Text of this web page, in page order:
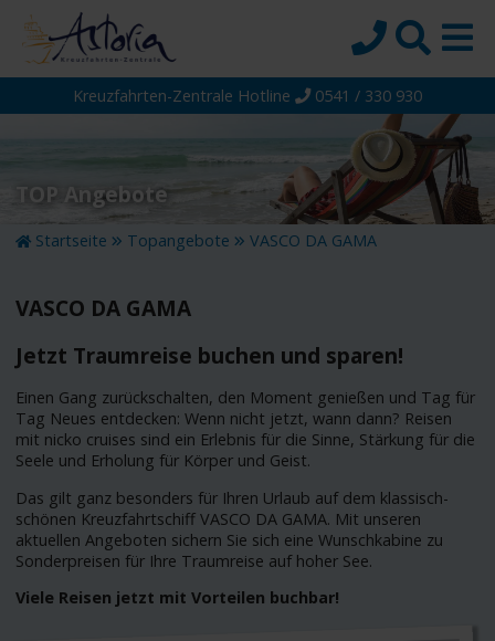
Startseite
Themen
Schiffe
Über uns
Wissen
Suche
Kreuzfahrten-Zentrale Hotline 0541 / 330 930
TOP Angebote
Startseite Topangebote VASCO DA GAMA
VASCO DA GAMA
Jetzt Traumreise buchen und sparen!
Einen Gang zurückschalten, den Moment genießen und Tag für
Tag Neues entdecken: Wenn nicht jetzt, wann dann? Reisen
mit nicko cruises sind ein Erlebnis für die Sinne, Stärkung für die
Seele und Erholung für Körper und Geist.
Das gilt ganz besonders für Ihren Urlaub auf dem klassisch-
schönen Kreuzfahrtschiff VASCO DA GAMA. Mit unseren
aktuellen Angeboten sichern Sie sich eine Wunschkabine zu
Sonderpreisen für Ihre Traumreise auf hoher See.
Viele Reisen jetzt mit Vorteilen buchbar!